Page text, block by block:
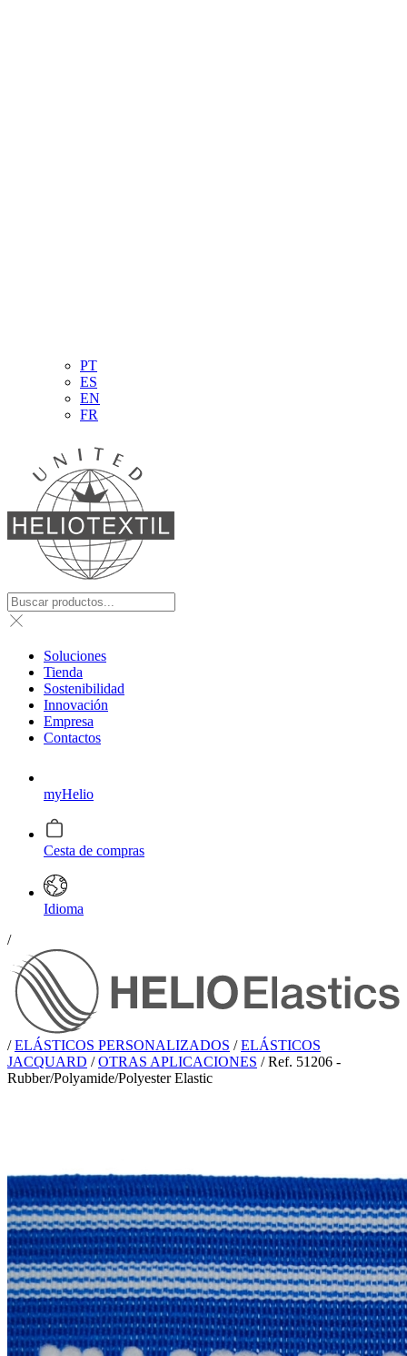
PT
ES
EN
FR
Soluciones
Tienda
Sostenibilidad
Innovación
Empresa
Contactos
myHelio
Cesta de compras
Idioma
/
/ ELÁSTICOS PERSONALIZADOS / ELÁSTICOS
JACQUARD / OTRAS APLICACIONES / Ref. 51206 -
Rubber/Polyamide/Polyester Elastic